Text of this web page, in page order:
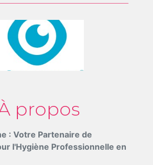
propos
: Votre Partenaire de
l'Hygiène Professionnelle en